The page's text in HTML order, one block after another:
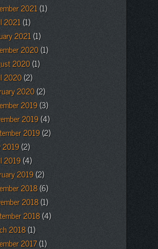
2021 (1)
2021 (1)
2021 (1)
2020(1)
2020(1)
2020(2)
2020(2)
2019(3)
2019(4)
2019(2)
2019(2)
2019(4)
2019(2)
2018(6)
2018(1)
2018(4)
2018(1)
2017(1)